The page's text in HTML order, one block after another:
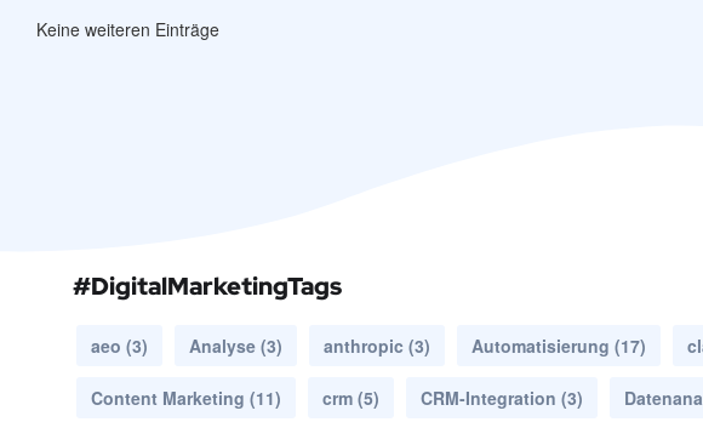
Keine weiteren Einträge
#DigitalMarketingTags
aeo (3) Analyse (3) anthropic (3) Automatisierung (17)
Content Marketing (11) crm (5) CRM-Integration (3)